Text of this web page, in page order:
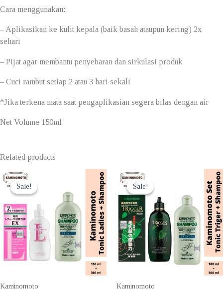
Cara menggunakan:
– Aplikasikan ke kulit kepala (baik basah ataupun kering) 2x
sehari
– Pijat agar membantu penyebaran dan sirkulasi produk
– Cuci rambut setiap 2 atau 3 hari sekali
*Jika terkena mata saat pengaplikasian segera bilas dengan air
Net Volume 150ml
Related products
Sale!
Sale!
Kaminomoto
Sale!
Sale!
Kaminomoto